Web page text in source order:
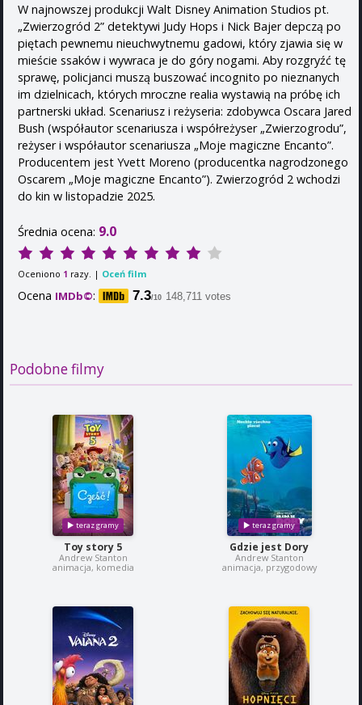
W najnowszej produkcji Walt Disney Animation Studios pt.
„Zwierzogród 2” detektywi Judy Hops i Nick Bajer depczą po
piętach pewnemu nieuchwytnemu gadowi, który zjawia się w
mieście ssaków i wywraca je do góry nogami. Aby rozgryźć tę
sprawę, policjanci muszą buszować incognito po nieznanych
im dzielnicach, których mroczne realia wystawią na próbę ich
partnerski układ. Scenariusz i reżyseria: zdobywca Oscara Jared
Bush (współautor scenariusza i współreżyser „Zwierzogrodu”,
reżyser i współautor scenariusza „Moje magiczne Encanto”.
Producentem jest Yvett Moreno (producentka nagrodzonego
Oscarem „Moje magiczne Encanto”). Zwierzogród 2 wchodzi
do kin w listopadzie 2025.
Średnia ocena: 9.0
Oceniono 1 razy. | Oceń film
Ocena IMDb©: 7.3/10 148,711 votes
Podobne filmy
Toy story 5
Andrew Stanton
animacja, komedia
Gdzie jest Dory
Andrew Stanton
animacja, przygodowy